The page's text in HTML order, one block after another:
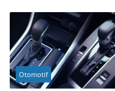
Otomotif